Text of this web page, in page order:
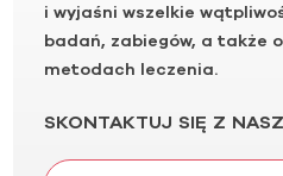
i wyjaśni wszelkie
badań, zabiegów, a także
metodach leczenia.
SKONTAKTUJ SIĘ Z